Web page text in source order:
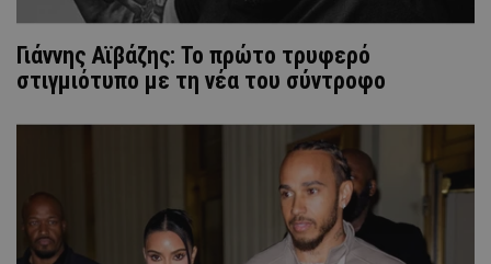
Γιάννης Αϊβάζης: Το πρώτο τρυφερό
στιγμιότυπο με τη νέα του σύντροφο